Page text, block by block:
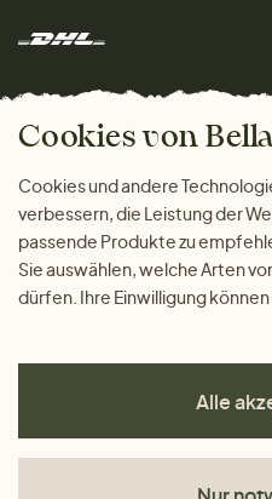
Marken
Das freundliche Magazin
Geschenke
Warum bei uns einkaufen
ZAHLUNGSMÖGLICHKEITEN
Cookies von
Cookies und andere
verbessern, die Leistung der
passende Produkte zu
Sie auswählen, welche Arten
dürfen. Ihre Einwilligung
Alle